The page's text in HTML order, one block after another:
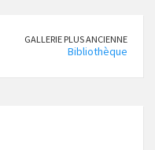
GALLERIE PLUS ANCIENNE
Bibliothèque